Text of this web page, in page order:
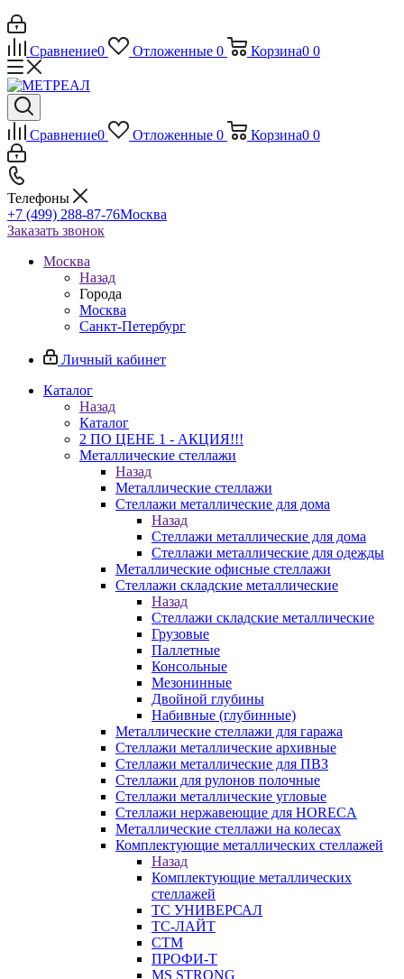
Сравнение0 Отложенные 0 Корзина0 0
Сравнение0 Отложенные 0 Корзина0 0
Телефоны
+7 (499) 288-87-76Москва
Заказать звонок
Москва
Назад
Города
Москва
Санкт-Петербург
Личный кабинет
Каталог
Назад
Каталог
2 ПО ЦЕНЕ 1 - АКЦИЯ!!!
Металлические стеллажи
Назад
Металлические стеллажи
Стеллажи металлические для дома
Назад
Стеллажи металлические для дома
Стеллажи металлические для одежды
Металлические офисные стеллажи
Стеллажи складские металлические
Назад
Стеллажи складские металлические
Грузовые
Паллетные
Консольные
Мезонинные
Двойной глубины
Набивные (глубинные)
Металлические стеллажи для гаража
Стеллажи металлические архивные
Стеллажи металлические для ПВЗ
Стеллажи для рулонов полочные
Стеллажи металлические угловые
Стеллажи нержавеющие для HORECA
Металлические стеллажи на колесах
Комплектующие металлических стеллажей
Назад
Комплектующие металлических
стеллажей
ТС УНИВЕРСАЛ
ТС-ЛАЙТ
СТМ
ПРОФИ-Т
MS STRONG